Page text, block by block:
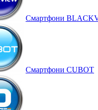
Смартфони
Смартфони CUBOT